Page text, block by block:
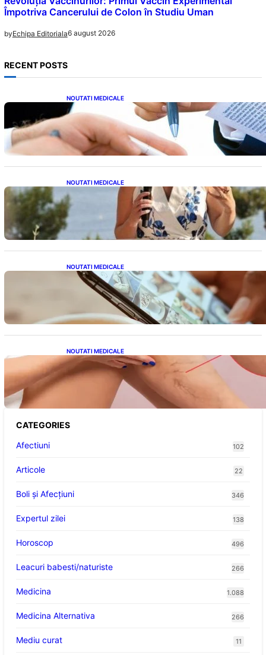
Împotriva Cancerului de Colon în Studiu Uman
byEchipa Editoriala6 august 2026
RECENT POSTS
NOUTATI MEDICALE
Acordul României cu Banca Mondială: O
Analiză Detaliată a Împrumutului și
Condițiilor Impuse
NOUTATI MEDICALE
Nașterea prințesei Eugenie la Lisabona: O
alegere plină de semnificație pentru familia
regală britanică
NOUTATI MEDICALE
Revoluția Bateriilor pentru Telefoane:
Avantaje, Provocări și Viitorul Tehnologiei
Energetice
NOUTATI MEDICALE
Varicele și Umflarea Picioarelor pe Caniculă:
Înțelegerea Simptomelor și Măsurilor de
Prevenție
CATEGORIES
Afectiuni
102
Articole 22
Boli și Afecțiuni 346
Expertul zilei 138
Horoscop 496
Leacuri babesti/naturiste 266
Medicina 1.088
Medicina Alternativa 266
Mediu curat 11